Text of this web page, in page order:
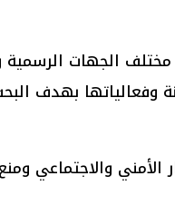
مختلف الجهات الرسمية
وفعالياتها بهدف
والاجتماعي